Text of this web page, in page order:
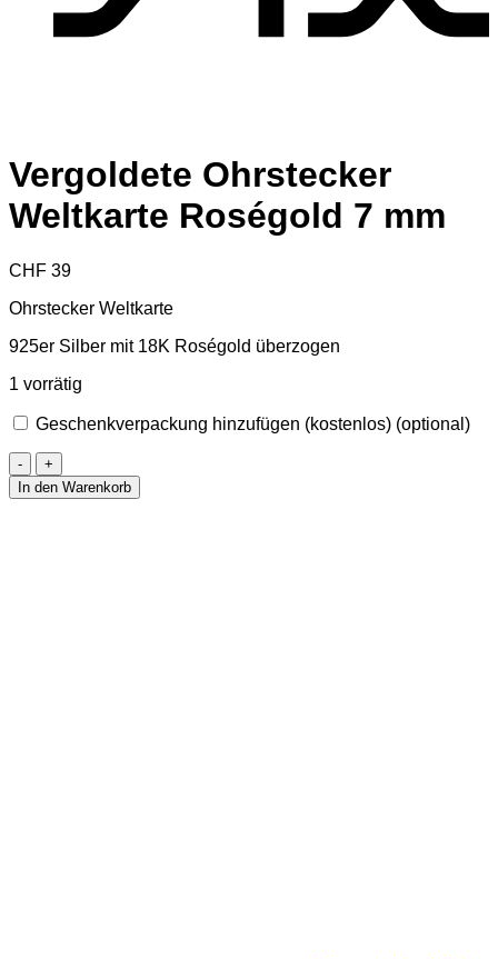
Vergoldete Ohrstecker
Weltkarte Roségold 7 mm
CHF 39
Ohrstecker Weltkarte
925er Silber mit 18K Roségold überzogen
1 vorrätig
Geschenkverpackung hinzufügen (kostenlos) (optional)
Vergoldete
Ohrstecker
Weltkarte
In den Warenkorb